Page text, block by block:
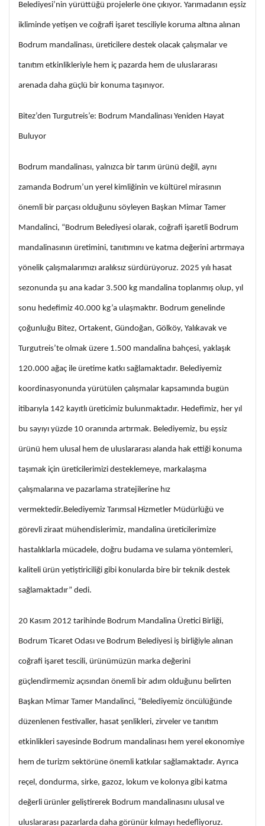
Belediyesi’nin yürüttüğü projelerle öne çıkıyor. Yarımadanın eşsiz
ikliminde yetişen ve coğrafi işaret tesciliyle koruma altına alınan
Bodrum mandalinası, üreticilere destek olacak çalışmalar ve
tanıtım etkinlikleriyle hem iç pazarda hem de uluslararası
arenada daha güçlü bir konuma taşınıyor.
Bitez’den Turgutreis’e: Bodrum Mandalinası Yeniden Hayat
Buluyor
Bodrum mandalinası, yalnızca bir tarım ürünü değil, aynı
zamanda Bodrum’un yerel kimliğinin ve kültürel mirasının
önemli bir parçası olduğunu söyleyen Başkan Mimar Tamer
Mandalinci, “Bodrum Belediyesi olarak, coğrafi işaretli Bodrum
mandalinasının üretimini, tanıtımını ve katma değerini artırmaya
yönelik çalışmalarımızı aralıksız sürdürüyoruz. 2025 yılı hasat
sezonunda şu ana kadar 3.500 kg mandalina toplanmış olup, yıl
sonu hedefimiz 40.000 kg’a ulaşmaktır. Bodrum genelinde
çoğunluğu Bitez, Ortakent, Gündoğan, Gölköy, Yalıkavak ve
Turgutreis’te olmak üzere 1.500 mandalina bahçesi, yaklaşık
120.000 ağaç ile üretime katkı sağlamaktadır. Belediyemiz
koordinasyonunda yürütülen çalışmalar kapsamında bugün
itibarıyla 142 kayıtlı üreticimiz bulunmaktadır. Hedefimiz, her yıl
bu sayıyı yüzde 10 oranında artırmak. Belediyemiz, bu eşsiz
ürünü hem ulusal hem de uluslararası alanda hak ettiği konuma
taşımak için üreticilerimizi desteklemeye, markalaşma
çalışmalarına ve pazarlama stratejilerine hız
vermektedir.Belediyemiz Tarımsal Hizmetler Müdürlüğü ve
görevli ziraat mühendislerimiz, mandalina üreticilerimize
hastalıklarla mücadele, doğru budama ve sulama yöntemleri,
kaliteli ürün yetiştiriciliği gibi konularda bire bir teknik destek
sağlamaktadır” dedi.
20 Kasım 2012 tarihinde Bodrum Mandalina Üretici Birliği,
Bodrum Ticaret Odası ve Bodrum Belediyesi iş birliğiyle alınan
coğrafi işaret tescili, ürünümüzün marka değerini
güçlendirmemiz açısından önemli bir adım olduğunu belirten
Başkan Mimar Tamer Mandalinci, “Belediyemiz öncülüğünde
düzenlenen festivaller, hasat şenlikleri, zirveler ve tanıtım
etkinlikleri sayesinde Bodrum mandalinası hem yerel ekonomiye
hem de turizm sektörüne önemli katkılar sağlamaktadır. Ayrıca
reçel, dondurma, sirke, gazoz, lokum ve kolonya gibi katma
değerli ürünler geliştirerek Bodrum mandalinasını ulusal ve
uluslararası pazarlarda daha görünür kılmayı hedefliyoruz.